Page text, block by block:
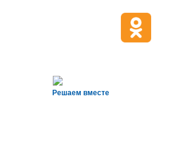
Решаем вместе